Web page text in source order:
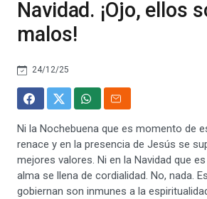
Navidad. ¡Ojo, ellos
malos!
24/12/25
Ni la Nochebuena que es momento de
renace y en la presencia de Jesús se
mejores valores. Ni en la Navidad que
alma se llena de cordialidad. No, nada.
gobiernan son inmunes a la